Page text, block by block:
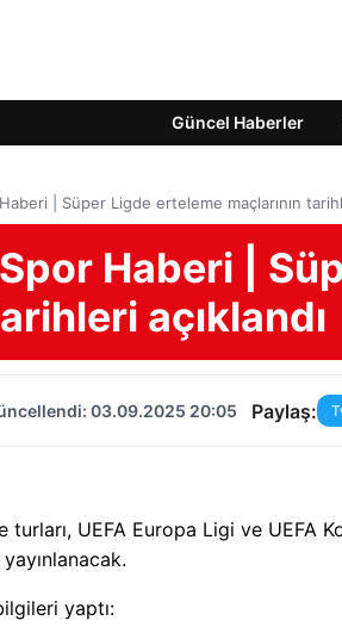
Güncel Haberler
| Süper Ligde erteleme maçlarının
Haberi |
açıklandı
03.09.2025 20:05 Paylaş:
turları, UEFA Europa Ligi ve UEFA
yaptı: